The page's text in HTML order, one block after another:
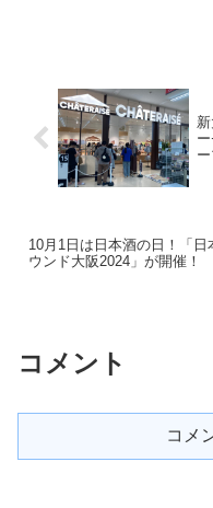
ー
10月1日は日本酒の日！「日
ウンド大阪2024」が開催！
コメント
コメ